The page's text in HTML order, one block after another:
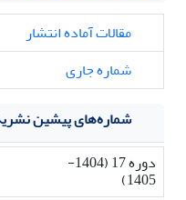
مقالات آماده انتشار
شماره جاری
شماره‌های پیشین
دوره 17 (1404-
1405)